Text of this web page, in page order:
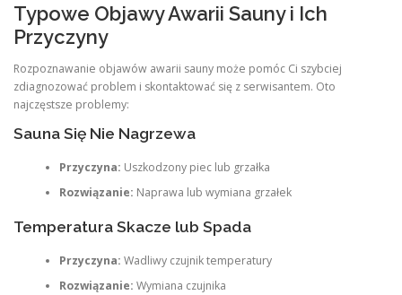
Typowe Objawy Awarii Sauny i Ich
Przyczyny
Rozpoznawanie objawów awarii sauny może pomóc Ci szybciej
zdiagnozować problem i skontaktować się z serwisantem. Oto
najczęstsze problemy:
Sauna Się Nie Nagrzewa
Przyczyna: Uszkodzony piec lub grzałka
Rozwiązanie: Naprawa lub wymiana grzałek
Temperatura Skacze lub Spada
Przyczyna: Wadliwy czujnik temperatury
Rozwiązanie: Wymiana czujnika